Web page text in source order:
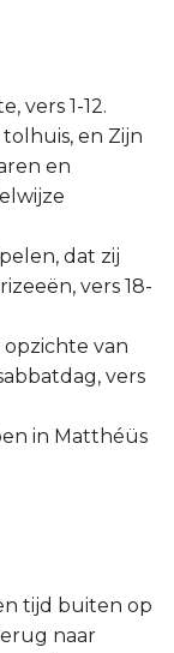
vers 1-12.
en Zijn
en
dat zij
vers 18-
opzichte van
vers
in Matthéüs
tijd buiten op
naar